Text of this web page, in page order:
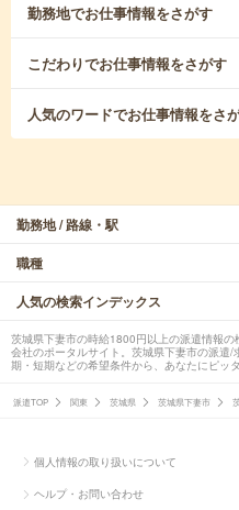
勤務地でお仕事情報をさがす
こだわりでお仕事情報をさがす
人気のワードでお仕事情報をさ
勤務地 / 路線・駅
職種
人気の検索インデックス
茨城県下妻市の時給1800円以上の派遣情報
会社のポータルサイト。茨城県下妻市の派遣
期・短期などの希望条件から、あなたにピッ
派遣TOP 関東 茨城県 茨城県下妻市
個人情報の取り扱いについて
ヘルプ・お問い合わせ